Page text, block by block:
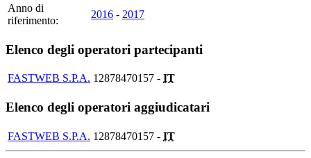
Anno di
riferimento:
2016 - 2017
Elenco degli operatori partecipanti
FASTWEB S.P.A. 12878470157 - IT
Elenco degli operatori aggiudicatari
FASTWEB S.P.A. 12878470157 - IT